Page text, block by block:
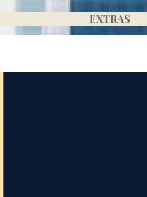
EXTRAS